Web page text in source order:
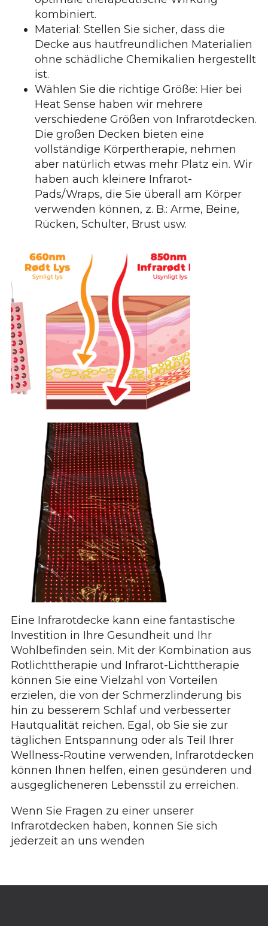
kombiniert.
Material: Stellen Sie sicher, dass die
Decke aus hautfreundlichen Materialien
ohne schädliche Chemikalien hergestellt
ist.
Wählen Sie die richtige Größe: Hier bei
Heat Sense haben wir mehrere
verschiedene Größen von Infrarotdecken.
Die großen Decken bieten eine
vollständige Körpertherapie, nehmen
aber natürlich etwas mehr Platz ein. Wir
haben auch kleinere Infrarot-
Pads/Wraps, die Sie überall am Körper
verwenden können, z. B.: Arme, Beine,
Rücken, Schulter, Brust usw.
Eine Infrarotdecke kann eine fantastische
Investition in Ihre Gesundheit und Ihr
Wohlbefinden sein. Mit der Kombination aus
Rotlichttherapie und Infrarot-Lichttherapie
können Sie eine Vielzahl von Vorteilen
erzielen, die von der Schmerzlinderung bis
hin zu besserem Schlaf und verbesserter
Hautqualität reichen. Egal, ob Sie sie zur
täglichen Entspannung oder als Teil Ihrer
Wellness-Routine verwenden, Infrarotdecken
können Ihnen helfen, einen gesünderen und
ausgeglicheneren Lebensstil zu erreichen.
Wenn Sie Fragen zu einer unserer
Infrarotdecken haben, können Sie sich
jederzeit an uns wenden